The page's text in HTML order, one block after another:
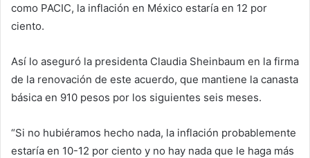
como PACIC, la inflación en México estaría en 12 por
ciento.
Así lo aseguró la presidenta Claudia Sheinbaum en la firma
de la renovación de este acuerdo, que mantiene la canasta
básica en 910 pesos por los siguientes seis meses.
“Si no hubiéramos hecho nada, la inflación probablemente
estaría en 10-12 por ciento y no hay nada que le haga más